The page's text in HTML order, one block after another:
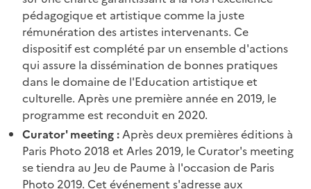
pédagogique et artistique comme la juste
rémunération des artistes intervenants. Ce
dispositif est complété par un ensemble d'actions
qui assure la dissémination de bonnes pratiques
dans le domaine de l'Education artistique et
culturelle. Après une première année en 2019, le
programme est reconduit en 2020.
Curator' meeting :Après deux premières éditions à
Paris Photo 2018 et Arles 2019, le Curator's meeting
se tiendra au Jeu de Paume à l'occasion de Paris
Photo 2019. Cet événement s'adresse aux